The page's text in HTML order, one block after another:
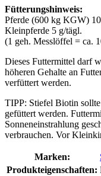
Fütterungshinweis:
Pferde (600 kg KGW)
Kleinpferde 5 g/tägl.
(1 geh. Messlöffel = ca.
Dieses Futtermittel darf
höheren Gehalte an
verfüttert werden.
TIPP: Stiefel Biotin
gefüttert werden.
Sonneneinstrahlung
verbrauchen. Vor
Marken:
Produkteigenschaften: